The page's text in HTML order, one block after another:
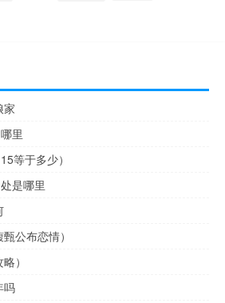
家
里
等于多少）
是哪里
公布恋情）
）
吗